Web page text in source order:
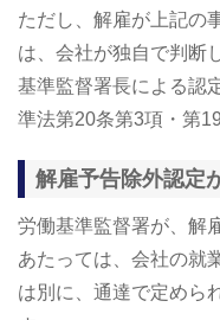
ただし、解雇が上記の
は、会社が独自で判断
基準監督署長による認
準法第20条第3項・第
解雇予告除外認定
労働基準監督署が、解
あたっては、会社の就
は別に、通達で定めら